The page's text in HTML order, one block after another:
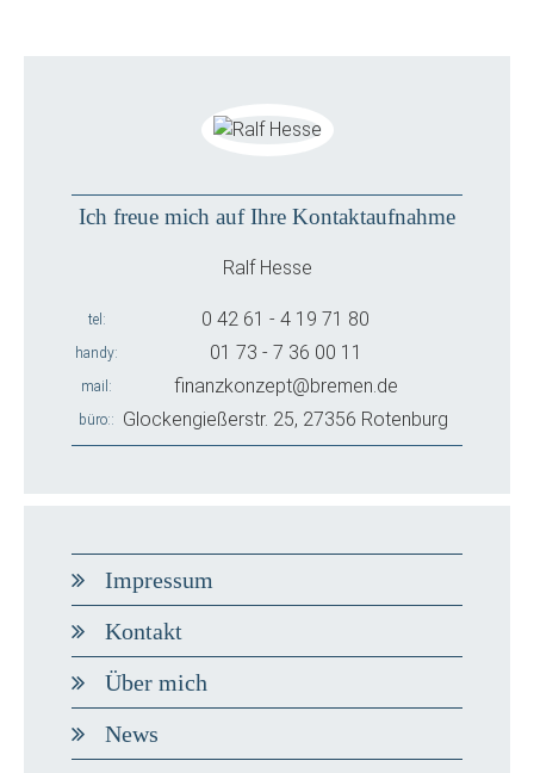
Ich freue mich auf Ihre Kontaktaufnahme
Ralf Hesse
tel 0 42 61 - 4 19 71 80
handy 01 73 - 7 36 00 11
mail finanzkonzept@bremen.de
büro: Glockengießerstr. 25, 27356 Rotenburg
Impressum
Kontakt
Über mich
News